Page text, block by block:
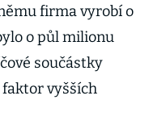
firma vyrobí o
o půl milionu
součástky
vyšších